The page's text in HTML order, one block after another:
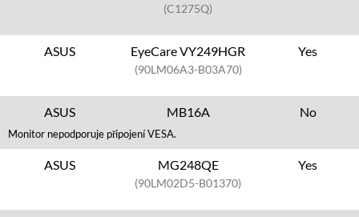
(C1275Q)
ASUS EyeCare VY249HGR
(90LM06A3-B03A70)
Yes
ASUS MB16A No
Monitor nepodporuje připojení VESA.
ASUS MG248QE
(90LM02D5-B01370)
Yes